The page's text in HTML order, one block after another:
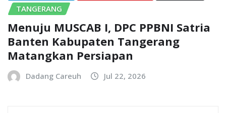
TANGERANG
Menuju MUSCAB I, DPC PPBNI Satria
Banten Kabupaten Tangerang
Matangkan Persiapan
Dadang Careuh Jul 22, 2026